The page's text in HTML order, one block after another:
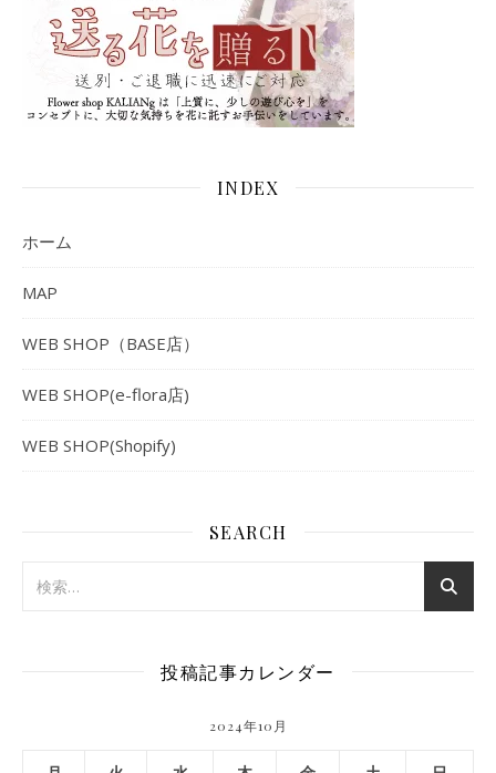
INDEX
ホーム
MAP
WEB SHOP（BASE店）
WEB SHOP(e-flora店)
WEB SHOP(Shopify)
SEARCH
投稿記事カレンダー
2024年10月